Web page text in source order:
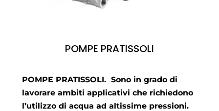
POMPE PRATISSOLI
POMPE PRATISSOLI. Sono in grado di
lavorare ambiti applicativi che richiedono
l’utilizzo di acqua ad altissime pressioni.